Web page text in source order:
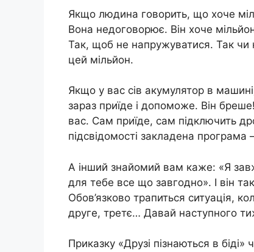
Якщо людина говорить, що хоче
Вона недоговорює. Він хоче
Так, щоб не напружуватися. Так чи
цей мільйон.
Якщо у вас сів акумулятор в
зараз приїде і допоможе. Він
вас. Сам приїде, сам підключить
підсвідомості закладена
А інший знайомий вам каже: «Я
для тебе все що завгодно». І він
Обов’язково трапиться ситуація,
друге, третє… Давай наступного
Приказку «Друзі пізнаються в